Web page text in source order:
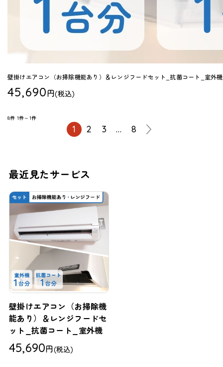
壁掛けエアコン（お掃除機能あり）＆レンジフードセット_抗菌コート_室外機
45,690円(税込)
8件 1件～1件
1 2 3 … 8
最近見たサービス
壁掛けエアコン（お掃除機
能あり）＆レンジフードセ
ット_抗菌コート_室外機
45,690円(税込)